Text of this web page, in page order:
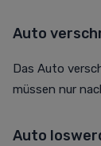
Auto
Das Auto
müssen nur
Auto